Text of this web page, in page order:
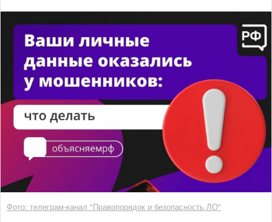
Фото: телеграм-канал "Правопорядок и безопасность ЛО"